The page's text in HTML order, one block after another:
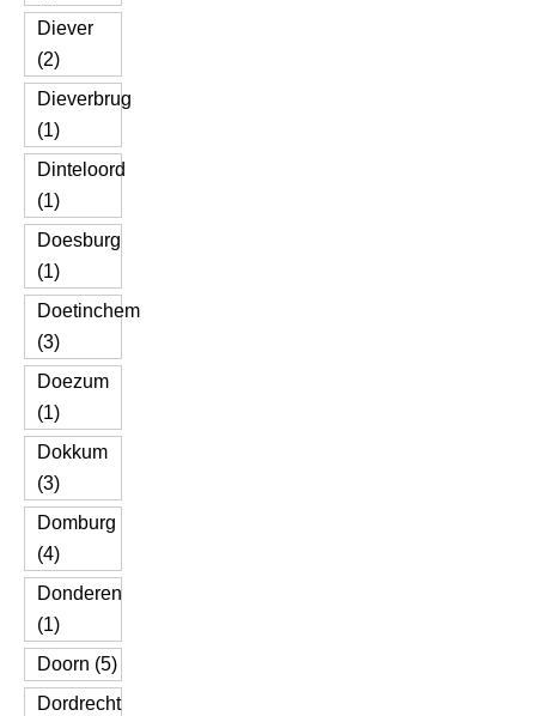
Diever
(2)
Dieverbrug
(1)
Dinteloord
(1)
Doesburg
(1)
Doetinchem
(3)
Doezum
(1)
Dokkum
(3)
Domburg
(4)
Donderen
(1)
Doorn (5)
Dordrecht